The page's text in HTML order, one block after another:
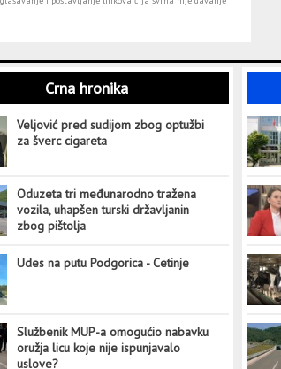
Crna hronika
Veljović pred sudijom zbog optužbi
za šverc cigareta
Oduzeta tri međunarodno tražena
vozila, uhapšen turski državljanin
zbog pištolja
Udes na putu Podgorica - Cetinje
Službenik MUP-a omogućio nabavku
oružja licu koje nije ispunjavalo
uslove?